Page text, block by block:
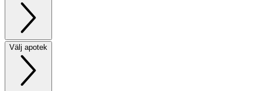
Välj apotek